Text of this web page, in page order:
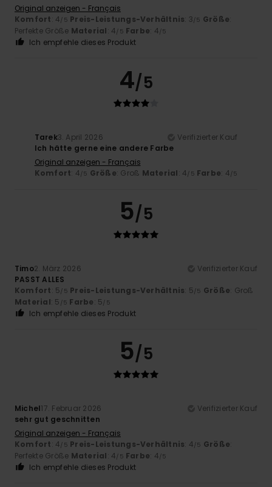
Original anzeigen - Français
Komfort: 4 /5 Preis-Leistungs-Verhältnis: 3 /5 Größe:
Perfekte Größe Material: 4 /5 Farbe: 4 /5
Ich empfehle dieses Produkt
4/5
Tarek3. April 2026
Verifizierter Kauf
Ich hätte gerne eine andere Farbe
Original anzeigen - Français
Komfort: 4 /5 Größe: Groß Material: 4 /5 Farbe: 4 /5
5/5
Timo2. März 2026
Verifizierter Kauf
PASST ALLES
Komfort: 5 /5 Preis-Leistungs-Verhältnis: 5 /5 Größe: Groß
Material: 5 /5 Farbe: 5 /5
Ich empfehle dieses Produkt
5/5
Michel17. Februar 2026
Verifizierter Kauf
sehr gut geschnitten
Original anzeigen - Français
Komfort: 4 /5 Preis-Leistungs-Verhältnis: 4 /5 Größe:
Perfekte Größe Material: 4 /5 Farbe: 4 /5
Ich empfehle dieses Produkt